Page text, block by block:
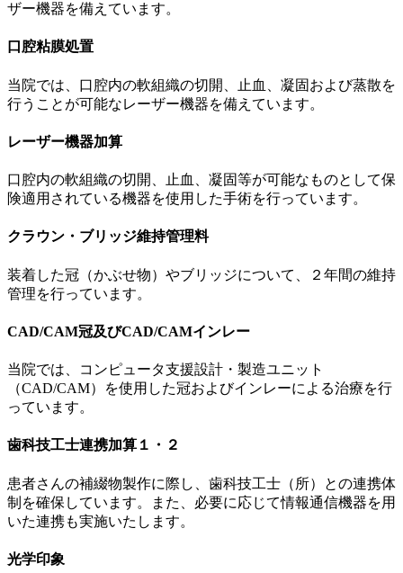
ザー機器を備えています。
口腔粘膜処置
当院では、口腔内の軟組織の切開、止血、凝固および蒸散を
行うことが可能なレーザー機器を備えています。
レーザー機器加算
口腔内の軟組織の切開、止血、凝固等が可能なものとして保
険適用されている機器を使用した手術を行っています。
クラウン・ブリッジ維持管理料
装着した冠（かぶせ物）やブリッジについて、２年間の維持
管理を行っています。
CAD/CAM冠及びCAD/CAMインレー
当院では、コンピュータ支援設計・製造ユニット
（CAD/CAM）を使用した冠およびインレーによる治療を行
っています。
歯科技工士連携加算１・２
患者さんの補綴物製作に際し、歯科技工士（所）との連携体
制を確保しています。また、必要に応じて情報通信機器を用
いた連携も実施いたします。
光学印象